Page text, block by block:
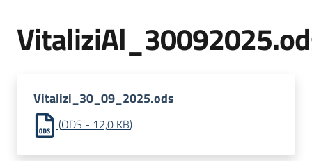
Accesso
Vitalizi_30_09_2025.ods
(ODS - 12,0 KB)